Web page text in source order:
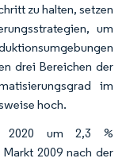
zu halten, setzen
um
drei Bereichen der
im
hoch.
2020 um 2,3 %
2009 nach der